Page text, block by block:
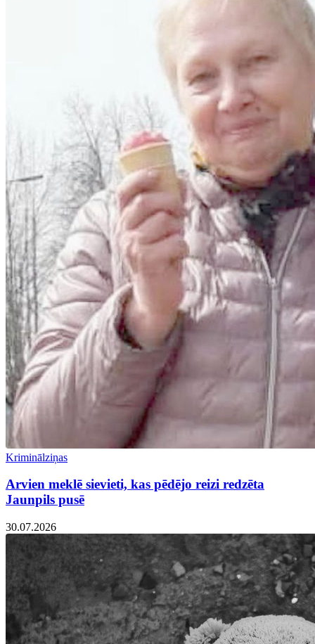
Kriminālziņas
Arvien meklē sievieti, kas pēdējo reizi redzēta
Jaunpils pusē
30.07.2026